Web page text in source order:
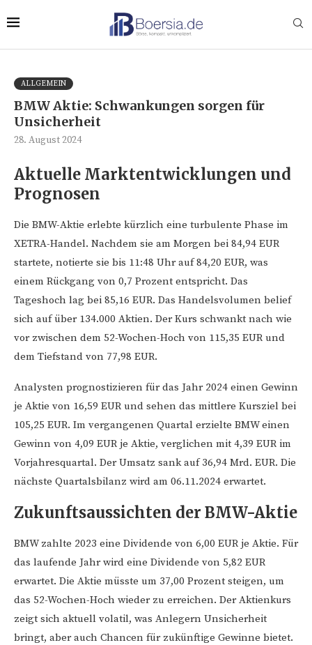
ALLGEMEIN
BMW Aktie: Schwankungen sorgen für
Unsicherheit
28. August 2024
Aktuelle Marktentwicklungen und
Prognosen
Die BMW-Aktie erlebte kürzlich eine turbulente Phase im
XETRA-Handel. Nachdem sie am Morgen bei 84,94 EUR
startete, notierte sie bis 11:48 Uhr auf 84,20 EUR, was
einem Rückgang von 0,7 Prozent entspricht. Das
Tageshoch lag bei 85,16 EUR. Das Handelsvolumen belief
sich auf über 134.000 Aktien. Der Kurs schwankt nach wie
vor zwischen dem 52-Wochen-Hoch von 115,35 EUR und
dem Tiefstand von 77,98 EUR.
Analysten prognostizieren für das Jahr 2024 einen Gewinn
je Aktie von 16,59 EUR und sehen das mittlere Kursziel bei
105,25 EUR. Im vergangenen Quartal erzielte BMW einen
Gewinn von 4,09 EUR je Aktie, verglichen mit 4,39 EUR im
Vorjahresquartal. Der Umsatz sank auf 36,94 Mrd. EUR. Die
nächste Quartalsbilanz wird am 06.11.2024 erwartet.
Zukunftsaussichten der BMW-Aktie
BMW zahlte 2023 eine Dividende von 6,00 EUR je Aktie. Für
das laufende Jahr wird eine Dividende von 5,82 EUR
erwartet. Die Aktie müsste um 37,00 Prozent steigen, um
das 52-Wochen-Hoch wieder zu erreichen. Der Aktienkurs
zeigt sich aktuell volatil, was Anlegern Unsicherheit
bringt, aber auch Chancen für zukünftige Gewinne bietet.